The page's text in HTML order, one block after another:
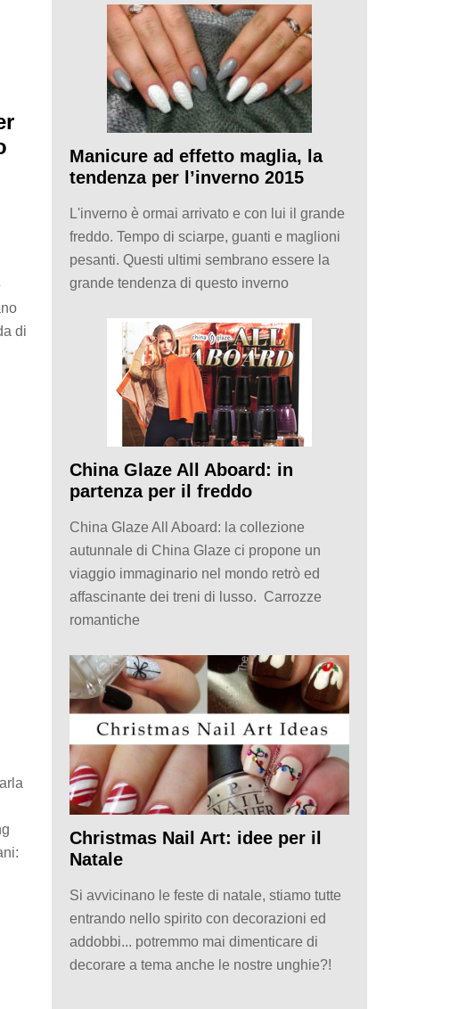
di
Manicure ad effetto maglia, la
tendenza per l’inverno 2015
L'inverno è ormai arrivato e con lui il grande
freddo. Tempo di sciarpe, guanti e maglioni
pesanti. Questi ultimi sembrano essere la
grande tendenza di questo inverno
China Glaze All Aboard: in
partenza per il freddo
China Glaze All Aboard: la collezione
autunnale di China Glaze ci propone un
viaggio immaginario nel mondo retrò ed
affascinante dei treni di lusso. Carrozze
romantiche
Christmas Nail Art: idee per il
Natale
Si avvicinano le feste di natale, stiamo tutte
entrando nello spirito con decorazioni ed
addobbi... potremmo mai dimenticare di
decorare a tema anche le nostre unghie?!